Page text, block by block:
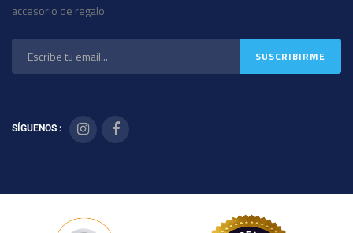
accesorio de regalo
SÍGUENOS :